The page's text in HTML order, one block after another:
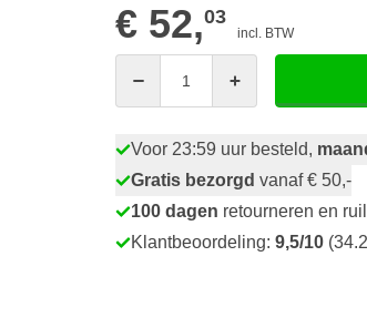
€ 52,03
incl. BTW
Voor 23:59 uur besteld,
Gratis bezorgd vanaf € 50,-
100 dagen retourneren en
Klantbeoordeling: 9,5/10